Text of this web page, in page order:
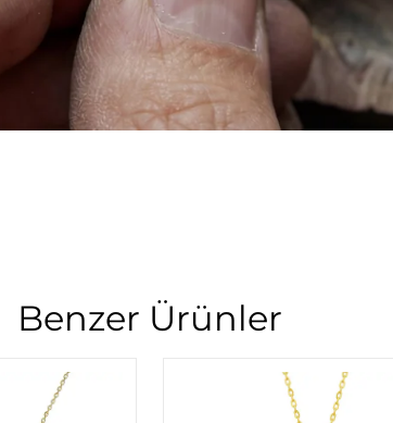
Benzer Ürünler